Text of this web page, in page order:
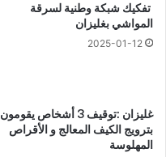
تفكيك شبكة وطنية لسرقة
المواشي بغليزان
2025-01-12
غليزان :توقيف 3 أشخاص يقومون
بترويج الكيف المعالج و الأقراص
المهلوسة